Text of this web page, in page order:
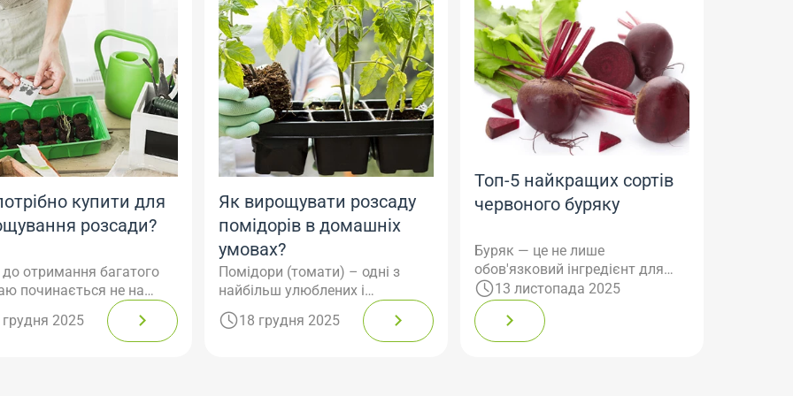
купити для
розсади?
отримання багатого
починається не на
а на підвіконні. Період
розсади – це
важливий етап, що
грудня 2025
Як вирощувати розсаду
помідорів в домашніх
умовах?
Помідори (томати) – одні з
найбільш улюблених і
поширених овочів на наших
грядках. Однак, кліматичні
умови України, особливо у
18 грудня 2025
Топ-5 найкращих сортів
червоного буряку
Буряк — це не лише
обов'язковий інгредієнт для
українського борщу, але й цінне
джерело вітамінів,
мікроелементів та харчових
волокон. Однак, щоб отримати
13 листопада 2025